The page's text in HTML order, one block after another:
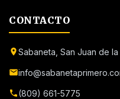
CONTACTO
Sabaneta, San Juan de
(809) 661-5775